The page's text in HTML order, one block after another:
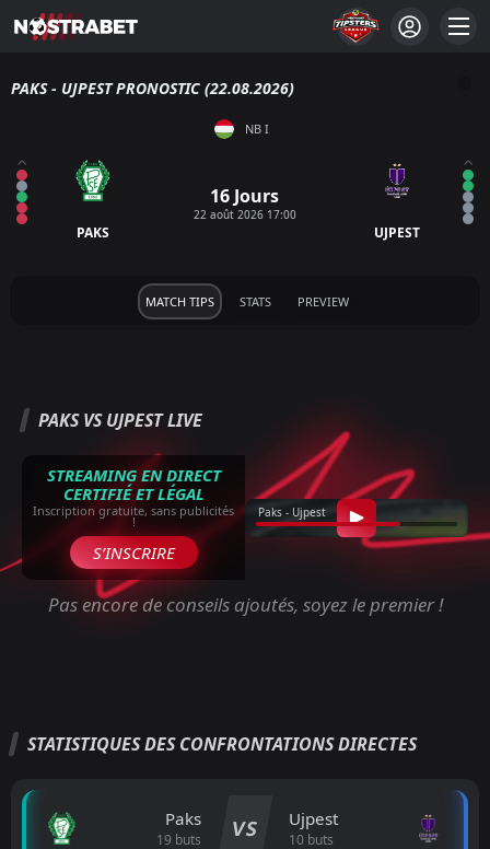
PAKS - UJPEST PRONOSTIC (22.08.2026)
NB I
PAKS
16 Jours
22 août 2026 17:00
UJPEST
MATCH TIPS STATS PREVIEW
PAKS VS UJPEST LIVE
STREAMING EN DIRECT
CERTIFIÉ ET LÉGAL
Inscription gratuite, sans publicités
!
S’INSCRIRE
Paks - Ujpest
Pas encore de conseils ajoutés, soyez le premier !
STATISTIQUES DES CONFRONTATIONS DIRECTES
Paks
19 buts VS Ujpest
10 buts